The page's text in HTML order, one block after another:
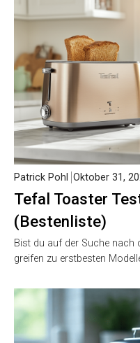
Tefal Toaster
(Bestenliste)
Patrick Pohl Oktober 31,
Bist du auf der Suche nach
greifen zu erstbesten